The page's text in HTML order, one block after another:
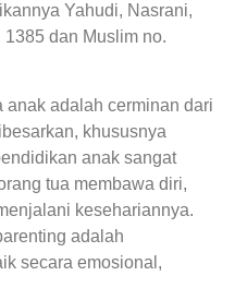
Yahudi, Nasrani,
1385 dan Muslim no.
anak adalah cerminan dari
khususnya
anak sangat
tua membawa diri,
kesehariannya.
adalah
secara emosional,